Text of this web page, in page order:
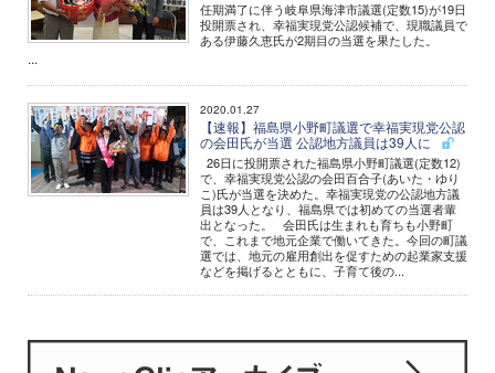
任期満了に伴う岐阜県海津市議選(定数15)が19日
投開票され、幸福実現党公認候補で、現職議員で
ある伊藤久恵氏が2期目の当選を果たした。
...
2020.01.27
【速報】福島県小野町議選で幸福実現党公認
の会田氏が当選 公認地方議員は39人に
26日に投開票された福島県小野町議選(定数12)
で、幸福実現党公認の会田百合子(あいた・ゆり
こ)氏が当選を決めた。幸福実現党の公認地方議
員は39人となり、福島県では初めての当選者輩
出となった。 会田氏は生まれも育ちも小野町
で、これまで地元企業で働いてきた。今回の町議
選では、地元の雇用創出を促すための起業家支援
などを掲げるとともに、子育て後の...